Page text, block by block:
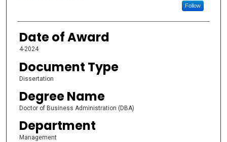
Follow
Date of Award
4-2024
Document Type
Dissertation
Degree Name
Doctor of Business Administration (DBA)
Department
Management